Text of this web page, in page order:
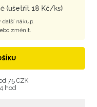
(ušetřit 18 Kč/ks)
další nákup.
změnit.
75 CZK
hod